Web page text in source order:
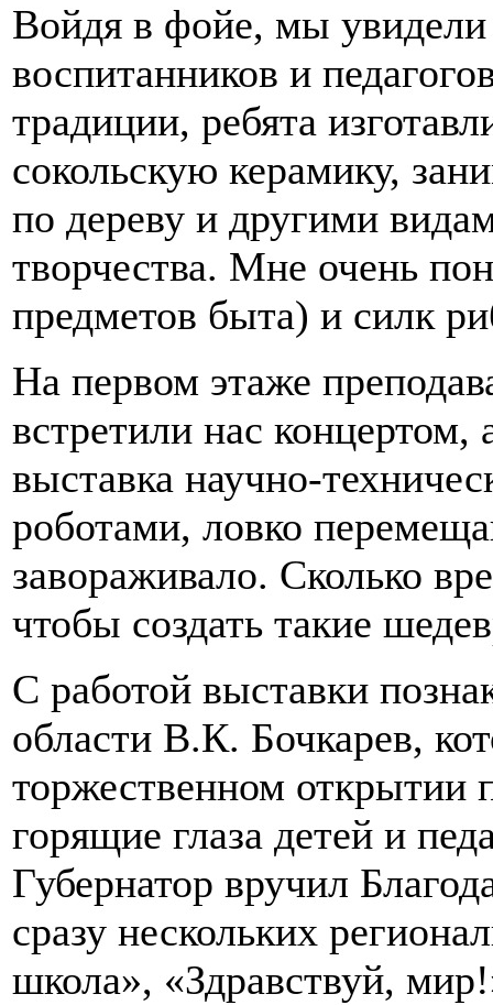
Войдя в фойе, мы
воспитанников и
традиции, ребята
сокольскую керамику,
по дереву и другими
творчества. Мне очень
предметов быта) и силк
На первом этаже
встретили нас концертом,
выставка научно-
роботами, ловко
завораживало. Сколько
чтобы создать такие
С работой выставки
области В.К. Бочкарев,
торжественном открытии
горящие глаза детей и
Губернатор вручил
сразу нескольких
школа», «Здравствуй,